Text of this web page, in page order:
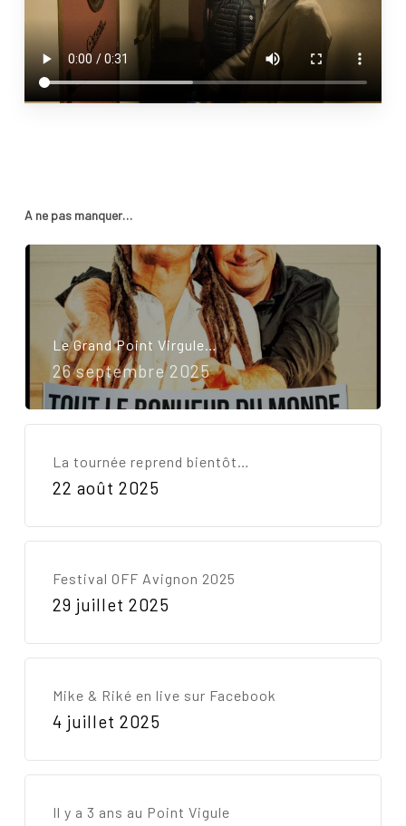
Go To Shop
A ne pas manquer…
Le Grand Point Virgule…
26 septembre 2025
La tournée reprend bientôt…
22 août 2025
Festival OFF Avignon 2025
29 juillet 2025
Mike & Riké en live sur Facebook
4 juillet 2025
Il y a 3 ans au Point Vigule